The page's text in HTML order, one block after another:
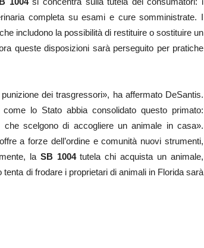
completa su esami e cure somministrate. I
includono la possibilità di restituire o sostituire un
queste disposizioni sarà perseguito per pratiche
dei trasgressori», ha affermato DeSantis.
lo Stato abbia consolidato questo primato:
scelgono di accogliere un animale in casa».
a forze dell’ordine e comunità nuovi strumenti,
la SB 1004tutela chi acquista un animale,
di frodare i proprietari di animali in Florida sarà